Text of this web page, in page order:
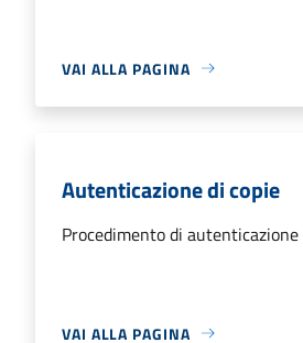
VAI ALLA PAGINA
Autenticazione di copie
Procedimento di autenticazione
VAI ALLA PAGINA